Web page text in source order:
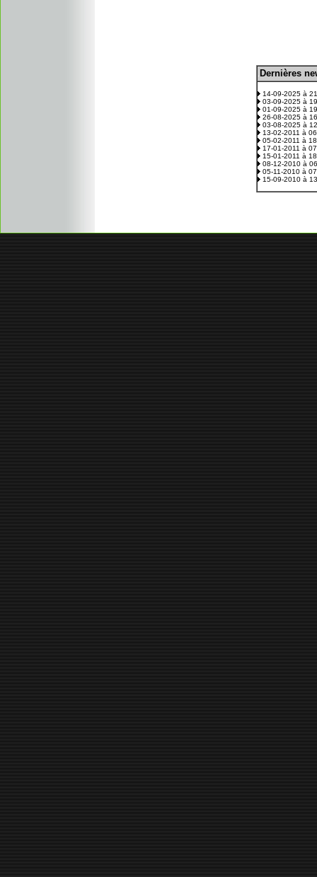
Dernières
14-09-2025 à
03-09-2025 à
01-09-2025 à
26-08-2025 à
03-08-2025 à
13-02-2011 à
05-02-2011 à
17-01-2011 à
15-01-2011 à
08-12-2010 à
05-11-2010 à
15-09-2010 à